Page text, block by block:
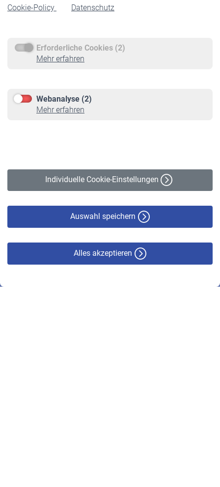
Cookie-Policy
Datenschutz
Erforderliche Cookies (2)
Mehr erfahren
Webanalyse (2)
Mehr erfahren
Individuelle Cookie-Einstellungen
Auswahl speichern
Alles akzeptieren
Rente beantragen
Service
Informationen
Online-Rechner
VBLnewsletter
Erklärung zur Barrierefreiheit
© VBL 2026